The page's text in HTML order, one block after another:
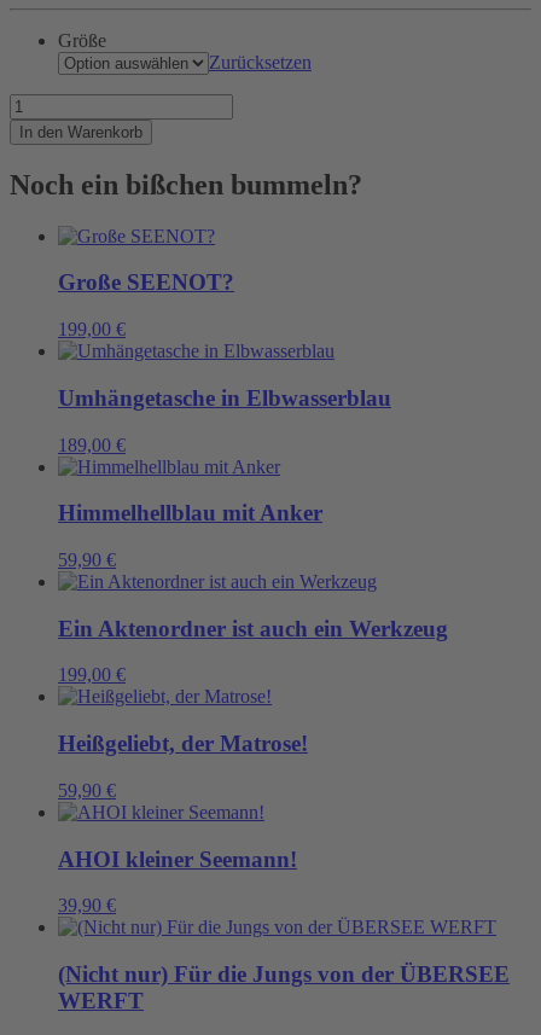
Größe
Zurücksetzen
Damit
fliegen
Dir
Herzen
Menge
In den Warenkorb
Noch ein bißchen bummeln?
Große SEENOT?
199,00 €
Umhängetasche in Elbwasserblau
189,00 €
Himmelhellblau mit Anker
59,90 €
Ein Aktenordner ist auch ein Werkzeug
199,00 €
Heißgeliebt, der Matrose!
59,90 €
AHOI kleiner Seemann!
39,90 €
(Nicht nur) Für die Jungs von der ÜBERSEE
WERFT